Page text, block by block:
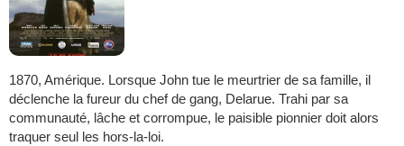
1870, Amérique. Lorsque John tue le meurtrier de sa famille, il
déclenche la fureur du chef de gang, Delarue. Trahi par sa
communauté, lâche et corrompue, le paisible pionnier doit alors
traquer seul les hors-la-loi.